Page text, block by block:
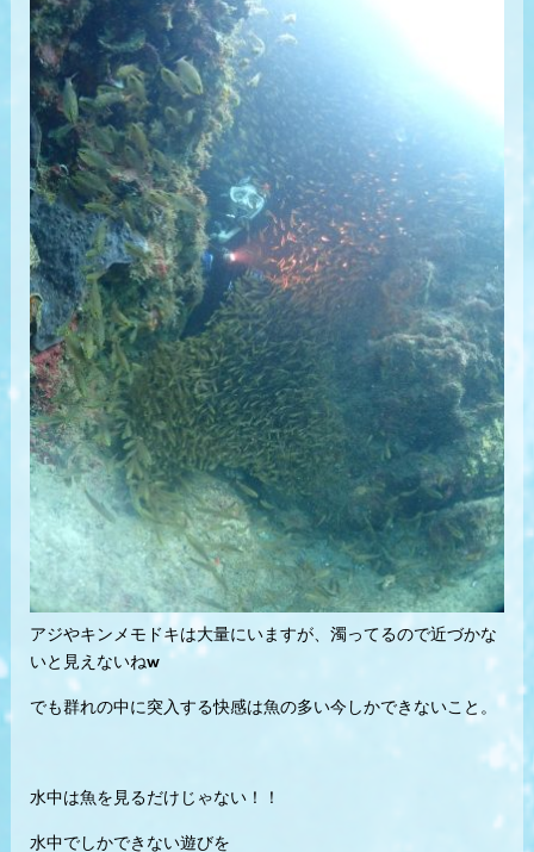
アジやキンメモドキは大量にいますが、濁ってるので近づかな
いと見えないねw
でも群れの中に突入する快感は魚の多い今しかできないこと。
水中は魚を見るだけじゃない！！
水中でしかできない遊びを